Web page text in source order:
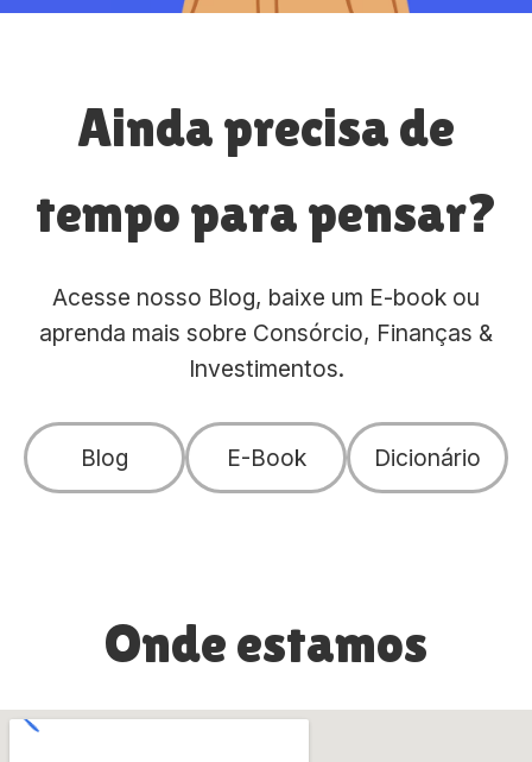
Ainda precisa de
tempo para pensar?
Acesse nosso Blog, baixe um E-book ou
aprenda mais sobre Consórcio, Finanças &
Investimentos.
Blog E-Book Dicionário
Onde estamos